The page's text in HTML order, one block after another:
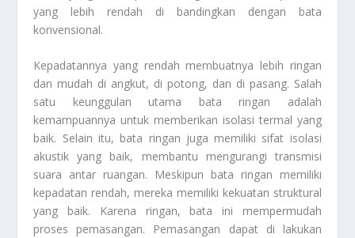
yang lebih rendah di bandingkan dengan bata
konvensional.
Kepadatannya yang rendah membuatnya lebih ringan
dan mudah di angkut, di potong, dan di pasang. Salah
satu keunggulan utama bata ringan adalah
kemampuannya untuk memberikan isolasi termal yang
baik. Selain itu, bata ringan juga memiliki sifat isolasi
akustik yang baik, membantu mengurangi transmisi
suara antar ruangan. Meskipun bata ringan memiliki
kepadatan rendah, mereka memiliki kekuatan struktural
yang baik. Karena ringan, bata ini mempermudah
proses pemasangan. Pemasangan dapat di lakukan